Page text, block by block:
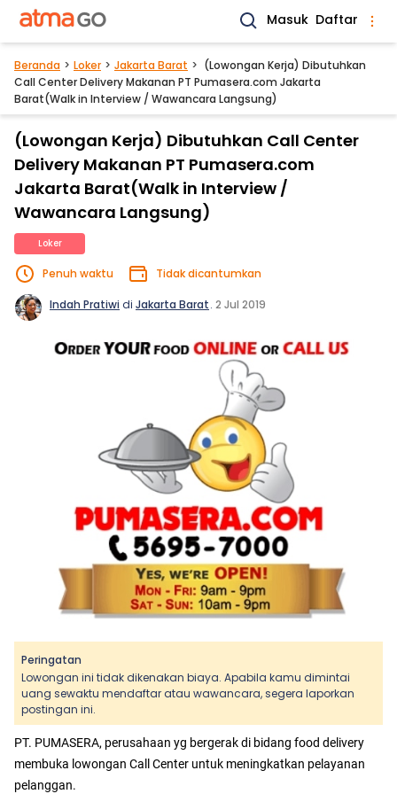
Masuk Daftar
Beranda Loker Jakarta Barat
(Lowongan Kerja) Dibutuhkan
Call Center Delivery Makanan PT Pumasera.com Jakarta
Barat(Walk in Interview / Wawancara Langsung)
(Lowongan Kerja) Dibutuhkan Call Center
Delivery Makanan PT Pumasera.com
Jakarta Barat(Walk in Interview /
Wawancara Langsung)
Loker
Penuh waktu Tidak dicantumkan
Indah Pratiwidi Jakarta Barat. 2 Jul 2019
Peringatan
Lowongan ini tidak dikenakan biaya. Apabila kamu dimintai
uang sewaktu mendaftar atau wawancara, segera laporkan
postingan ini.
PT. PUMASERA, perusahaan yg bergerak di bidang food delivery
membuka lowongan Call Center untuk meningkatkan pelayanan
pelanggan.